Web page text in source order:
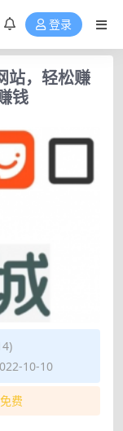
登录
站，轻松赚
钱
10-10
免费